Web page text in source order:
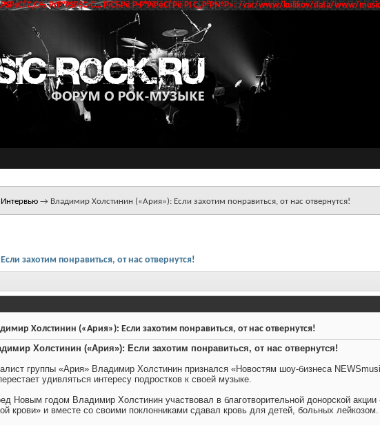
РґР°РЅРЅС‹С… РїСЂРё Р·Р°РїРёСЃРё РІ С„Р°Р№Р»: /var/www/kulikov/data/www/
Интервью → Владимир Холстинин («Ария»): Если захотим понравиться, от нас отвернутся!
захотим понравиться, от нас отвернутся!
Холстинин («Ария»): Если захотим понравиться, от нас отвернутся!
Холстинин («Ария»): Если захотим понравиться, от нас отвернутся!
группы «Ария» Владимир Холстинин признался «Новостям шоу-бизнеса
удивляться интересу подростков к своей музыке.
Новым годом Владимир Холстинин участвовал в благотворительной донорской
крови» и вместе со своими поклонниками сдавал кровь для детей, больных лейкозом.